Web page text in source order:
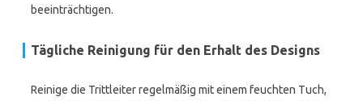
beeinträchtigen.
Tägliche Reinigung für den Erhalt des Designs
Reinige die Trittleiter regelmäßig mit einem feuchten Tuch,